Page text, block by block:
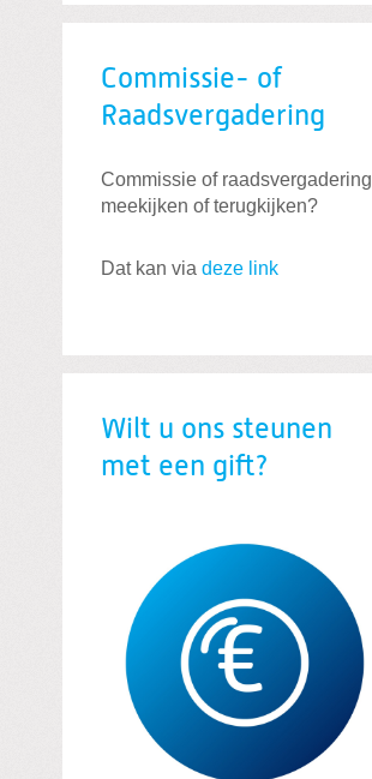
Commissie- of
Raadsvergadering
Commissie of raadsvergadering
meekijken of terugkijken?
Dat kan via deze link
Wilt u ons steunen
met een gift?